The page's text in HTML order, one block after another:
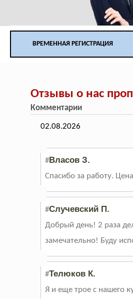
ВРЕМЕННАЯ РЕГИСТРАЦИЯ
Отзывы о нас
Комментарии
02.08.2026
#Власов З.
Спасибо за работу.
#Случевский П.
Добрый день! 2 раза
замечательно! Буду
#Телюков К.
Я и еще трое с нашего